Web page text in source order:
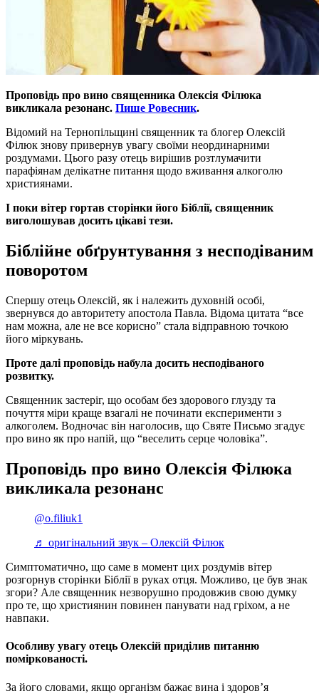
Проповідь про вино священника Олексія Філюка
викликала резонанс. Пише Ровесник.
Відомий на Тернопільщині священник та блогер Олексій
Філюк знову привернув увагу своїми неординарними
роздумами. Цього разу отець вирішив розтлумачити
парафіянам делікатне питання щодо вживання алкоголю
християнами.
І поки вітер гортав сторінки його Біблії, священник
виголошував досить цікаві тези.
Біблійне обґрунтування з несподіваним
поворотом
Спершу отець Олексій, як і належить духовній особі,
звернувся до авторитету апостола Павла. Відома цитата “все
нам можна, але не все корисно” стала відправною точкою
його міркувань.
Проте далі проповідь набула досить несподіваного
розвитку.
Священник застеріг, що особам без здорового глузду та
почуття міри краще взагалі не починати експерименти з
алкоголем. Водночас він наголосив, що Святе Письмо згадує
про вино як про напій, що “веселить серце чоловіка”.
Проповідь про вино Олексія Філюка
викликала резонанс
@o.filiuk1
♬ оригінальний звук – Олексій Філюк
Симптоматично, що саме в момент цих роздумів вітер
розгорнув сторінки Біблії в руках отця. Можливо, це був знак
згори? Але священник незворушно продовжив свою думку
про те, що християнин повинен панувати над гріхом, а не
навпаки.
Особливу увагу отець Олексій приділив питанню
поміркованості.
За його словами, якщо організм бажає вина і здоров’я